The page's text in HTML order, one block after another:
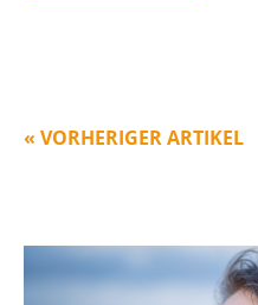
« VORHERIGER ARTIKEL